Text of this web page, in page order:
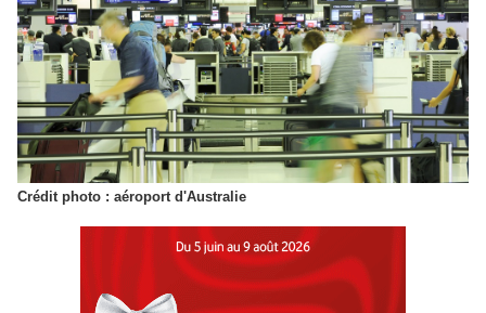
Crédit photo : aéroport d'Australie